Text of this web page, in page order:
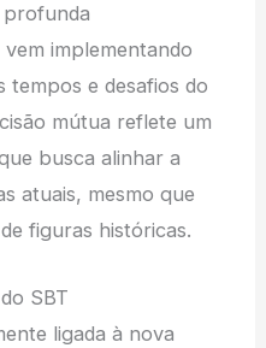
profunda
implementando
tempos e desafios do
mútua reflete um
busca alinhar a
atuais, mesmo que
figuras históricas.
SBT
ligada à nova